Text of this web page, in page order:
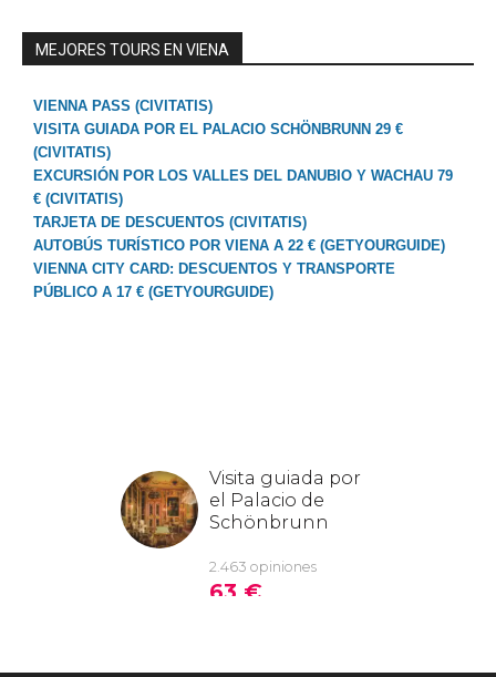
MEJORES TOURS EN VIENA
VIENNA PASS (CIVITATIS)
VISITA GUIADA POR EL PALACIO SCHÖNBRUNN 29 €
(CIVITATIS)
EXCURSIÓN POR LOS VALLES DEL DANUBIO Y WACHAU 79
€ (CIVITATIS)
TARJETA DE DESCUENTOS (CIVITATIS)
AUTOBÚS TURÍSTICO POR VIENA A 22 € (GETYOURGUIDE)
VIENNA CITY CARD: DESCUENTOS Y TRANSPORTE
PÚBLICO A 17 € (GETYOURGUIDE)